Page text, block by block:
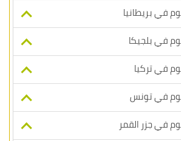
في بريطانيا
في بلجيكا
في تركيا
في تونس
في جزر القمر